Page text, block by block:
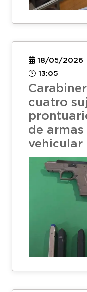
18/05/2026
13:05
cuatro
de armas
vehicular